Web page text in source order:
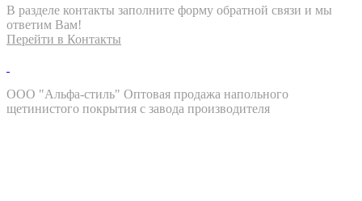
В разделе контакты заполните форму обратной связи и мы
ответим Вам!
Перейти в Контакты
ООО "Альфа-стиль" Оптовая продажа напольного
щетинистого покрытия с завода производителя